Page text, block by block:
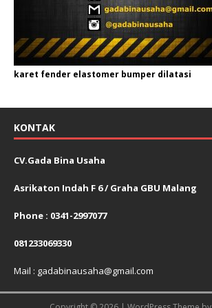
karet fender elastomer bumper dilatasi
KONTAK
CV.Gada Bina Usaha
Asrikaton Indah F 6 / Graha GBU Malang
Phone : 0341-2997077
081233069330
Mail : gadabinausaha@gmail.com